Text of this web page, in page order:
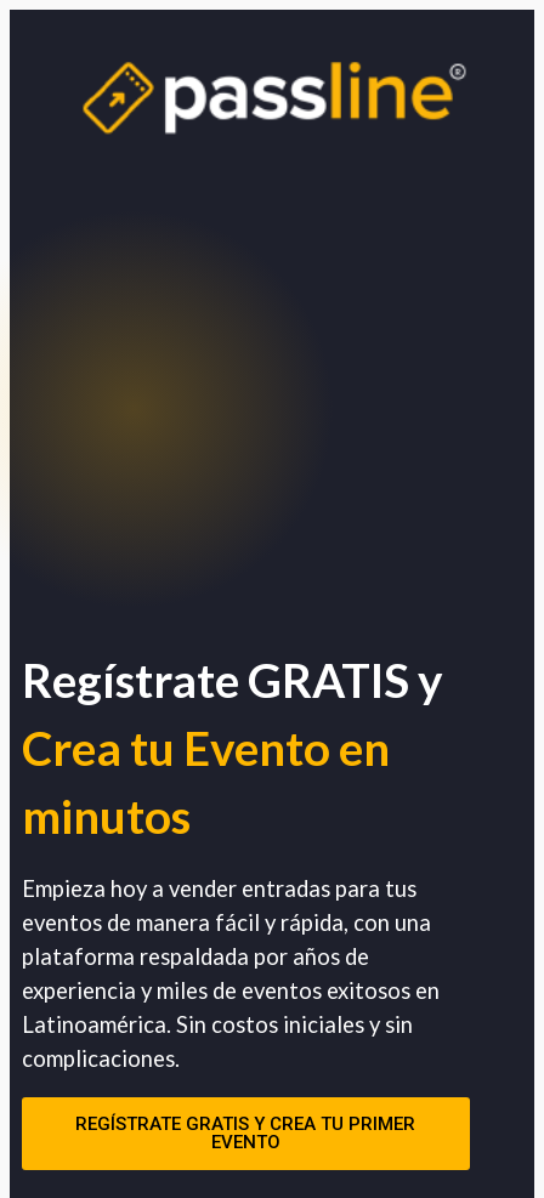
Regístrate GRATIS y
Crea tu Evento en
minutos
Empieza hoy a vender entradas para tus
eventos de manera fácil y rápida, con una
plataforma respaldada por años de
experiencia y miles de eventos exitosos en
Latinoamérica. Sin costos iniciales y sin
complicaciones.
REGÍSTRATE GRATIS Y CREA TU PRIMER
EVENTO